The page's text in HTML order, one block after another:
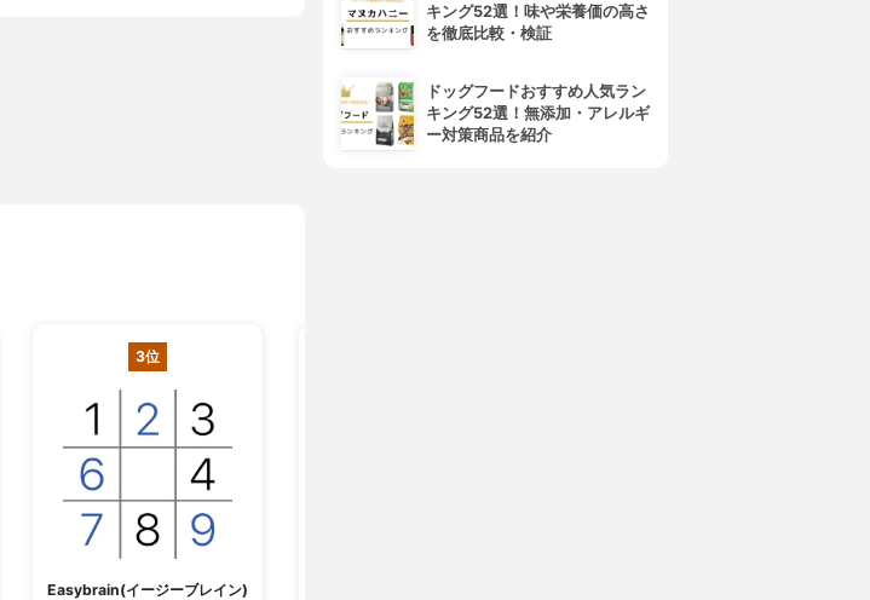
3位
Easybrain(イージーブレイン)
キング52選！味や栄養価の高さ
を徹底比較・検証
ドッグフードおすすめ人気ラン
キング52選！無添加・アレルギ
ー対策商品を紹介